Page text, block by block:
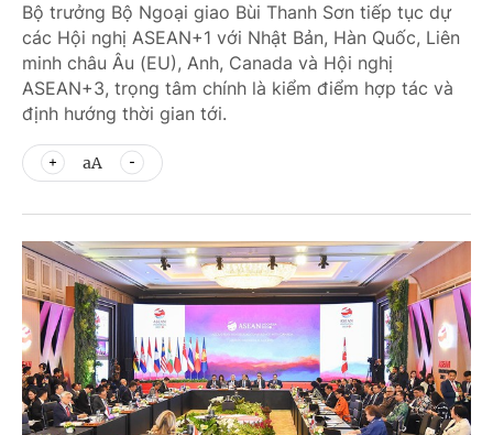
Bộ trưởng Bộ Ngoại giao Bùi Thanh Sơn tiếp tục dự
các Hội nghị ASEAN+1 với Nhật Bản, Hàn Quốc, Liên
minh châu Âu (EU), Anh, Canada và Hội nghị
ASEAN+3, trọng tâm chính là kiểm điểm hợp tác và
định hướng thời gian tới.
aA